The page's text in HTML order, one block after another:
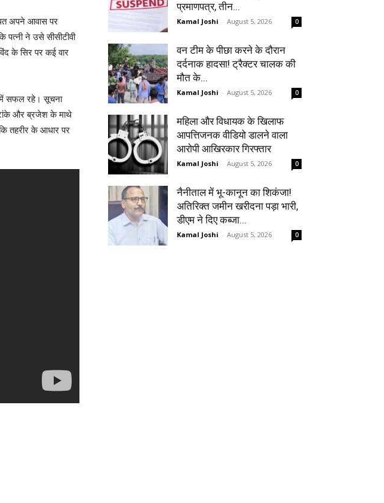
अपने आवास पर
ने उसे सीसीटीवी
के सिर पर कई वार
में सफल रहे। सूचना
और ब्रजेश के माथे
तहरीर के आधार पर
प्रमाणपत्र, तीन...
Kamal Joshi - August 5, 2026 0
वन टीम के पीछा करने के दौरान
दर्दनाक हादसा! ट्रैक्टर चालक की
मौत के...
Kamal Joshi - August 5, 2026 0
महिला और विधायक के खिलाफ
आपत्तिजनक वीडियो डालने वाला
आरोपी आखिरकार गिरफ्तार
Kamal Joshi - August 5, 2026 0
नैनीताल में भू-कानून का शिकंजा!
अतिरिक्त जमीन खरीदना पड़ा भारी,
डीएम ने दिए कब्जा...
Kamal Joshi - August 5, 2026 0